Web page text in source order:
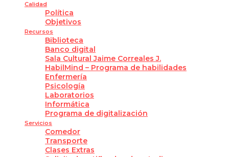
Calidad
Política
Objetivos
Recursos
Biblioteca
Banco digital
Sala Cultural Jaime Correales J.
HabilMind – Programa de habilidades
Enfermería
Psicología
Laboratorios
Informática
Programa de digitalización
Servicios
Comedor
Transporte
Clases Extras